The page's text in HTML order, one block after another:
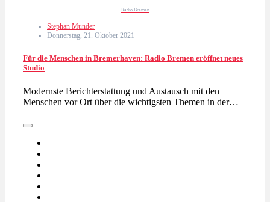
Radio Bremen
Stephan Munder
Donnerstag, 21. Oktober 2021
Für die Menschen in Bremerhaven: Radio Bremen eröffnet neues
Studio
Modernste Berichterstattung und Austausch mit den
Menschen vor Ort über die wichtigsten Themen in der…